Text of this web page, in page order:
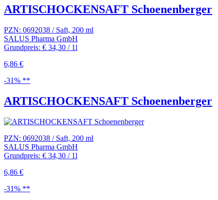
ARTISCHOCKENSAFT Schoenenberger
PZN: 0692038 / Saft, 200 ml
SALUS Pharma GmbH
Grundpreis: € 34,30 / 1l
6,86 €
-31% **
ARTISCHOCKENSAFT Schoenenberger
PZN: 0692038 / Saft, 200 ml
SALUS Pharma GmbH
Grundpreis: € 34,30 / 1l
6,86 €
-31% **